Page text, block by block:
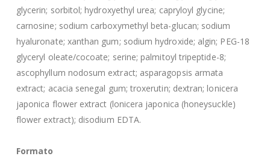
glycerin; sorbitol; hydroxyethyl urea; capryloyl glycine;
carnosine; sodium carboxymethyl beta-glucan; sodium
hyaluronate; xanthan gum; sodium hydroxide; algin; PEG-18
glyceryl oleate/cocoate; serine; palmitoyl tripeptide-8;
ascophyllum nodosum extract; asparagopsis armata
extract; acacia senegal gum; troxerutin; dextran; lonicera
japonica flower extract (lonicera japonica (honeysuckle)
flower extract); disodium EDTA.
Formato